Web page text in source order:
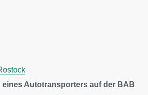
eines Autotransporters auf der BAB